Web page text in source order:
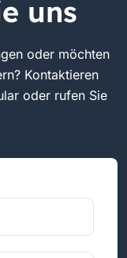
uns
oder möchten
Kontaktieren
oder rufen Sie